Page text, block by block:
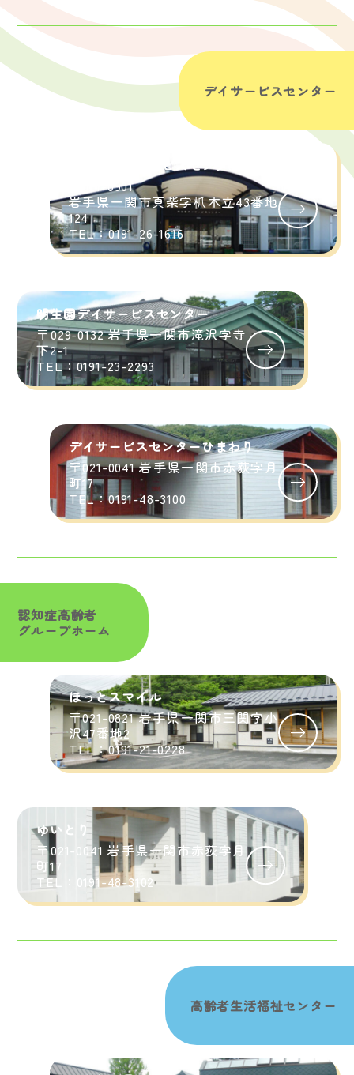
デイサービスセンター
関生園デイサービスセンター
〒021-0901
岩手県一関市真柴字枛木立43番地
124
TEL：0191-26-1616
明生園デイサービスセンター
〒029-0132 岩手県一関市滝沢字寺
下2-1
TEL：0191-23-2293
デイサービスセンターひまわり
〒021-0041 岩手県一関市赤荻字月
町17
TEL：0191-48-3100
認知症高齢者
グループホーム
ほっとスマイル
〒021-0821 岩手県一関市三関字小
沢47番地2
TEL：0191-21-0228
ゆいとり
〒021-0041 岩手県一関市赤荻字月
町17
TEL：0191-48-3102
高齢者生活福祉センター